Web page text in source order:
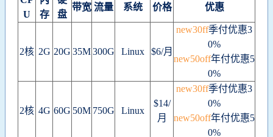
U
存
盘
带宽 流量 系统 价格 优惠
2核 2G 20G 35M300G Linux $6/月
new30ff季付优惠3
0%
new50off年付优惠5
0%
2核 4G 60G 50M 750G Linux
$14/
月
new30ff季付优惠3
0%
new50off年付优惠5
0%